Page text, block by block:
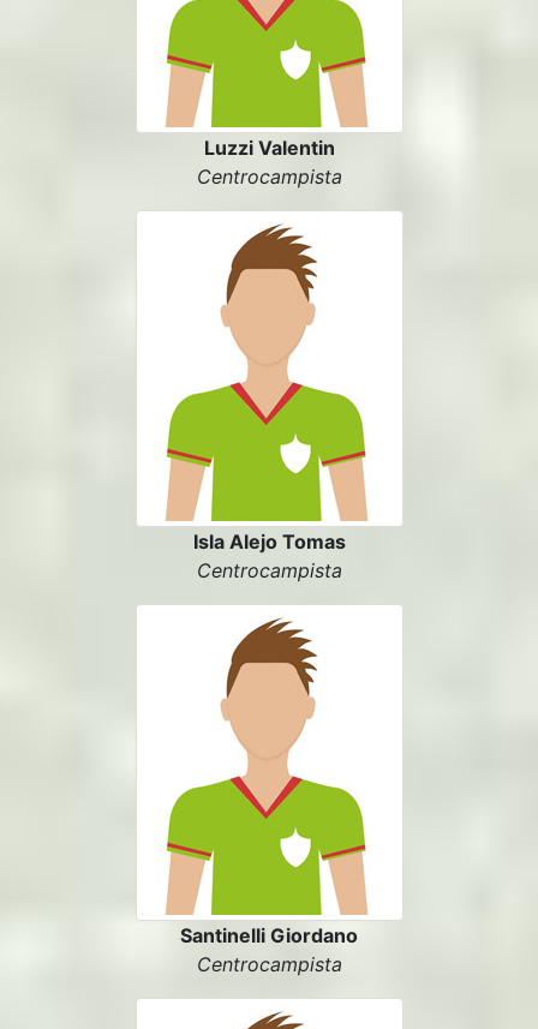
Luzzi Valentin
Centrocampista
Isla Alejo Tomas
Centrocampista
Santinelli Giordano
Centrocampista